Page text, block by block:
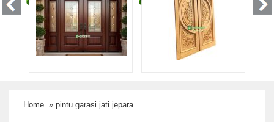
Home » pintu garasi jati jepara